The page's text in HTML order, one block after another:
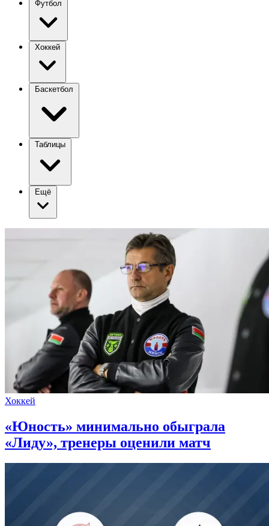
Футбол
Хоккей
Баскетбол
Таблицы
Ещё
Хоккей
«Юность» минимально обыграла
«Лиду», тренеры оценили матч